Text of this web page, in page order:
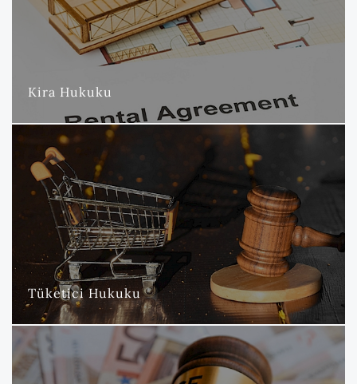
Kira Hukuku
büromuzun başlıca uzmanlık alanlarından biri olup, bu alanda
geniş bir yelpazede müvekkillerimize üstün hizmet
sunmaktayız.
Tüketici Hukuku
Tüketici Hukuku
Nova Hukuk ve Danışmanlık Bürosu olarak, tüketici hukuku
alanında geniş bir yelpazede hizmet sunmaktayız.
DAHA FAZLA
İcra, İflas ve Konkordato Hukuku